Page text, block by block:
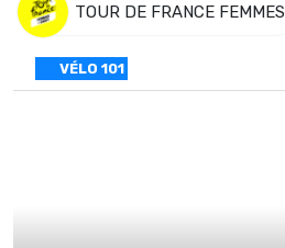
TOUR DE FRANCE FEMMES
VÉLO 101